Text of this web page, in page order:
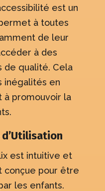
est un
à toutes
de leur
à des
de qualité. Cela
inégalités en
à promouvoir la
est intuitive et
conçue pour être
les enfants.